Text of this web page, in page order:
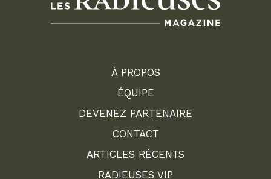
À PROPOS
ÉQUIPE
DEVENEZ PARTENAIRE
CONTACT
ARTICLES RÉCENTS
RADIEUSES VIP